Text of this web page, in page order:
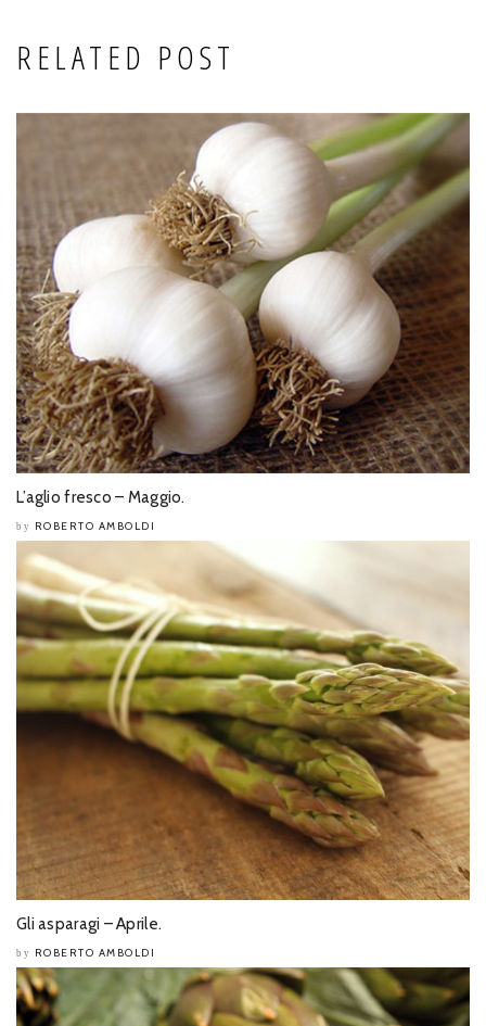
RELATED POST
L’aglio fresco – Maggio.
by ROBERTO AMBOLDI
Gli asparagi – Aprile.
by ROBERTO AMBOLDI